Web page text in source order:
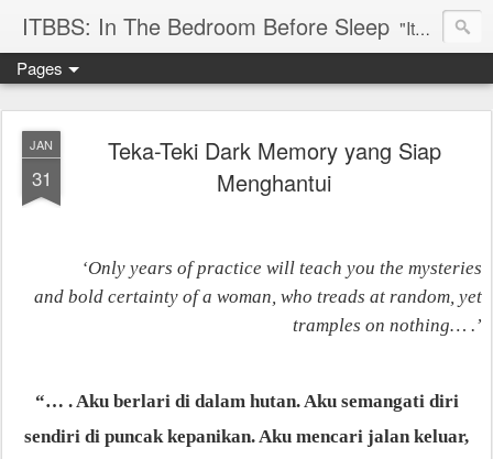
ITBBS: In The Bedroom Before Sleep "Its my life to be exist in the world"
Pages
JAN
31
Teka-Teki Dark Memory yang Siap
Menghantui
‘Only years of practice will teach you the mysteries
and bold certainty of a woman, who treads at random, yet
tramples on nothing… .’
“… . Aku berlari di dalam hutan. Aku semangati diri
sendiri di puncak kepanikan. Aku mencari jalan keluar,